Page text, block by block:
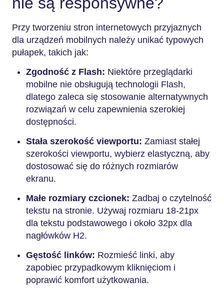
Przy tworzeniu stron internetowych przyjaznych
dla urządzeń mobilnych należy unikać typowych
pułapek, takich jak:
Zgodność z Flash: Niektóre przeglądarki
mobilne nie obsługują technologii Flash,
dlatego zaleca się stosowanie alternatywnych
rozwiązań w celu zapewnienia szerokiej
dostępności.
Stała szerokość viewportu: Zamiast stałej
szerokości viewportu, wybierz elastyczną, aby
dostosować się do różnych rozmiarów
ekranu.
Małe rozmiary czcionek: Zadbaj o czytelność
tekstu na stronie. Używaj rozmiaru 18-21px
dla tekstu podstawowego i około 32px dla
nagłówków H2.
Gęstość linków: Rozmieść linki, aby
zapobiec przypadkowym kliknięciom i
poprawić komfort użytkowania.